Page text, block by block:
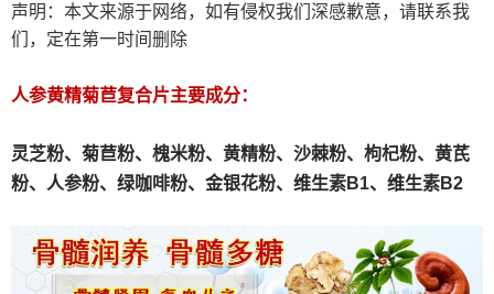
声明：本文来源于网络，如有侵权我们深感歉意，请联系我
们，定在第一时间删除
人参黄精菊苣复合片主要成分：
灵芝粉、 菊苣粉、 槐米粉、 黄精粉、沙棘粉、枸杞粉、黄芪
粉、人参粉、绿咖啡粉、金银花粉、维生素B1、维生素B2